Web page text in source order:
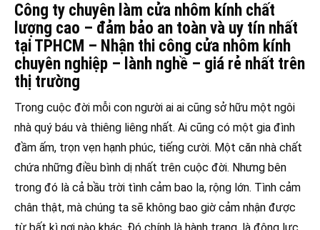
Công ty chuyên làm cửa nhôm kính chất
lượng cao – đảm bảo an toàn và uy tín nhất
tại TPHCM – Nhận thi công cửa nhôm kính
chuyên nghiệp – lành nghề – giá rẻ nhất trên
thị trường
Trong cuộc đời mỗi con người ai ai cũng sở hữu một ngôi
nhà quý báu và thiêng liêng nhất. Ai cũng có một gia đình
đầm ấm, trọn vẹn hạnh phúc, tiếng cười. Một căn nhà chất
chứa những điều bình dị nhất trên cuộc đời. Nhưng bên
trong đó là cả bầu trời tình cảm bao la, rộng lớn. Tình cảm
chân thật, mà chúng ta sẽ không bao giờ cảm nhận được